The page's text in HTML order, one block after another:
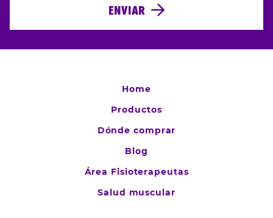
ENVIAR
Home
Productos
Dónde comprar
Blog
Área Fisioterapeutas
Salud muscular